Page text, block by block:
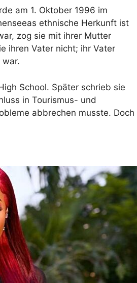
am 1. Oktober 1996 im
ethnische Herkunft ist
zog sie mit ihrer Mutter
ihren Vater nicht; ihr Vater
School. Später schrieb sie
in Tourismus- und
abbrechen musste. Doch